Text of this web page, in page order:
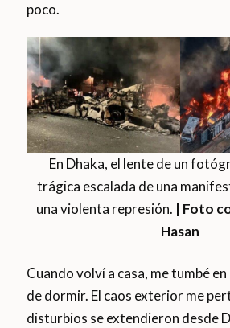
poco.
En Dhaka, el lente de un
trágica escalada de una
una violenta represión. | Foto
Hasan
Cuando volví a casa, me tumbé
de dormir. El caos exterior me
disturbios se extendieron desde